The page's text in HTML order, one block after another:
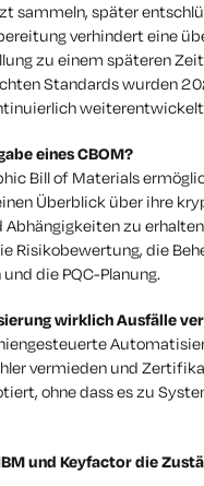
sammeln, später
verhindert eine
zu einem späteren
Standards wurden
eines CBOM?
Bill of Materials
Überblick über ihre
Abhängigkeiten zu
Risikobewertung, die
die PQC-Planung.
wirklich Ausfälle
vermieden und
ohne dass es zu
und Keyfactor die